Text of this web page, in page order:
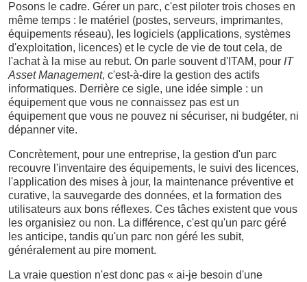
Posons le cadre. Gérer un parc, c'est piloter trois choses en
même temps : le matériel (postes, serveurs, imprimantes,
équipements réseau), les logiciels (applications, systèmes
d'exploitation, licences) et le cycle de vie de tout cela, de
l'achat à la mise au rebut. On parle souvent d'ITAM, pour IT
Asset Management, c'est-à-dire la gestion des actifs
informatiques. Derrière ce sigle, une idée simple : un
équipement que vous ne connaissez pas est un
équipement que vous ne pouvez ni sécuriser, ni budgéter, ni
dépanner vite.
Concrètement, pour une entreprise, la gestion d'un parc
recouvre l'inventaire des équipements, le suivi des licences,
l'application des mises à jour, la maintenance préventive et
curative, la sauvegarde des données, et la formation des
utilisateurs aux bons réflexes. Ces tâches existent que vous
les organisiez ou non. La différence, c'est qu'un parc géré
les anticipe, tandis qu'un parc non géré les subit,
généralement au pire moment.
La vraie question n'est donc pas « ai-je besoin d'une